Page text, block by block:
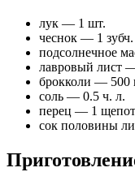
лук — 1 шт.
чеснок — 1 зубч.
подсолнечное
лавровый лист
брокколи — 500
соль — 0.5 ч. л.
перец — 1
сок половины